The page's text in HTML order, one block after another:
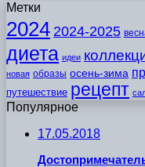
Метки
2024 2024-2025
диета идеи
новая образы осень-зима
путешествие рецепт
Популярное
17.05.2018